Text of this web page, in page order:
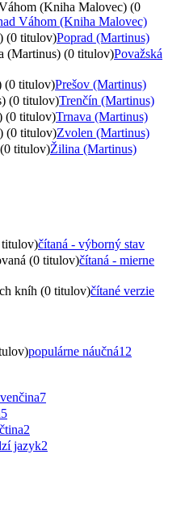
(Kniha Malovec) (0
Váhom (Kniha Malovec)
(0 titulov)Poprad (Martinus)
(Martinus) (0 titulov)Považská
(0 titulov)Prešov (Martinus)
(0 titulov)Trenčín (Martinus)
(0 titulov)Trnava (Martinus)
(0 titulov)Zvolen (Martinus)
titulov)Žilina (Martinus)
titulov)čítaná - výborný stav
(0 titulov)čítaná - mierne
kníh (0 titulov)čítané verzie
populárne náučná12
7
5
2
jazyk2